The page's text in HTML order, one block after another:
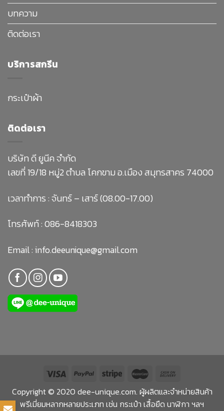
บทความ
ติดต่อเรา
บริการสกรีน
กระเป๋าผ้า
ติดต่อเรา
บริษัท ดี ยูนีค จำกัด
เลขที่ 19/18 หมู่2 ตำบล โคกขาม อ.เมือง สมุทรสาคร 74000
เวลาทำการ : จันทร์ – เสาร์ (08.00-17.00)
โทรศัพท์ :086-8418303
Email :info.deeunique@gmail.com
Copyright © 2020 dee-unique.com. ผู้ผลิตและจำหน่ายสินค้า
พรีเมี่ยมหลากหลายประเภท เช่น กระเป๋า เสื้อยืด นาฬิกา ฯลฯ